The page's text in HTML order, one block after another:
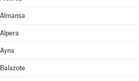
Almansa
Alpera
Ayna
Balazote